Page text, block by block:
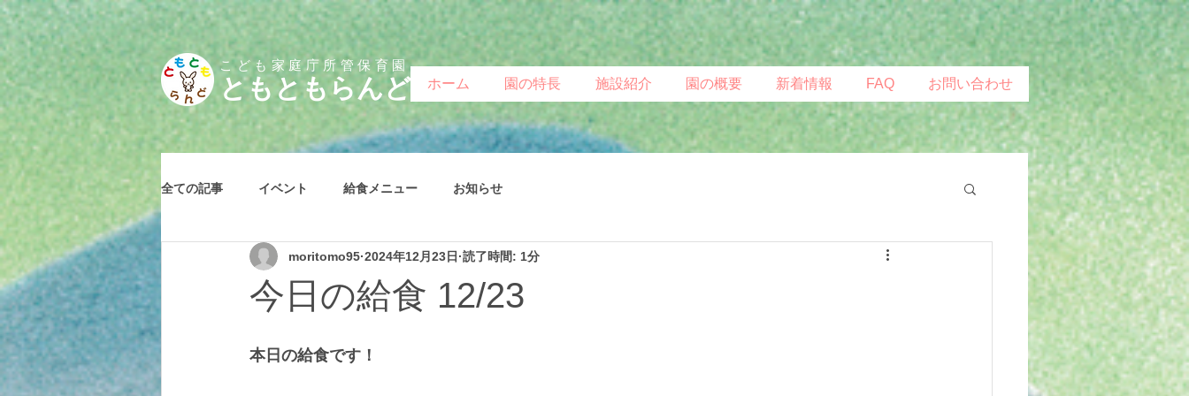
こども家庭庁所管保育園
ともともらんど ホーム 園の特長 施設紹介 園の概要 新着情報 FAQ お問い合わせ
全ての記事 イベント 給食メニュー お知らせ
今日の給食 12/23
moritomo95 2024年12月23日 読了時間: 1分
本日の給食です！